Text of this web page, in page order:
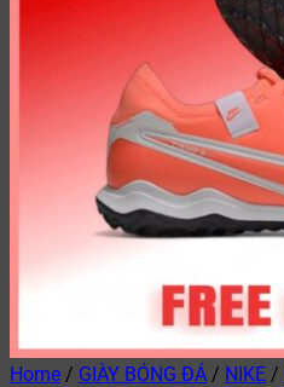
Home / GIÀY BÓNG ĐÁ / NIKE /